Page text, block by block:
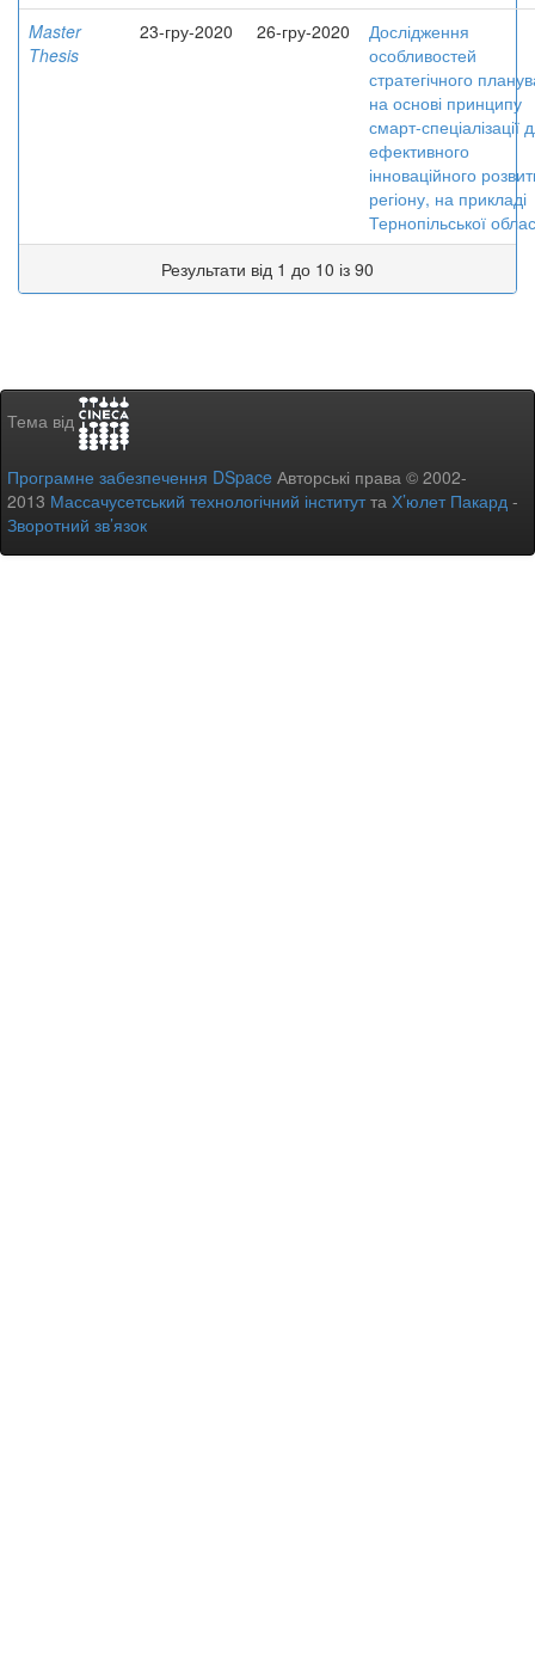
Master
Thesis
23-гру-2020 26-гру-2020
Дослідження
особливостей
стратегічного
на основі принципу
смарт-спеціалізації
ефективного
інноваційного
регіону, на прикладі
Тернопільської
Результати від 1 до 10 із 90
Тема від
Програмне забезпечення DSpace Авторські права © 2002-
2013 Массачусетський технологічний інститутта Х’юлет Пакард -
Зворотний зв’язок